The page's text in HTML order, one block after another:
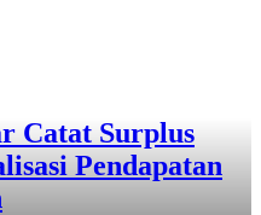
Catat Surplus
Pendapatan